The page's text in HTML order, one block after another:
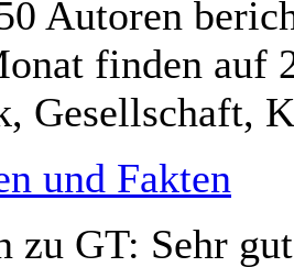
Autoren
finden auf
Gesellschaft,
und Fakten
zu GT: Sehr